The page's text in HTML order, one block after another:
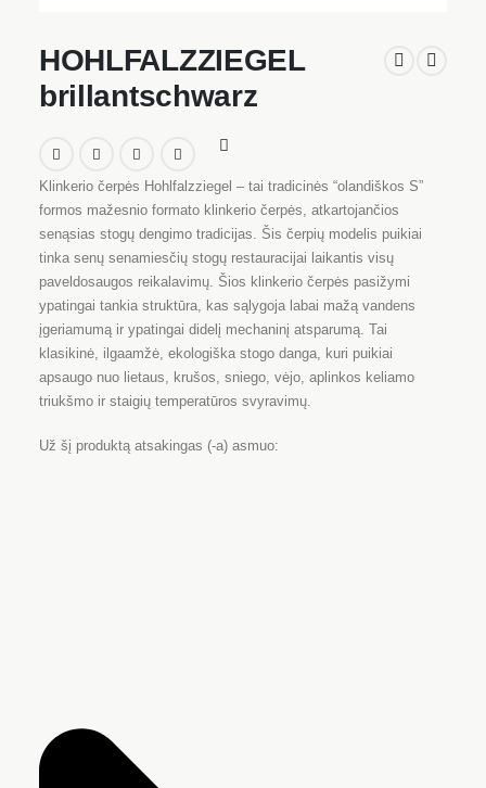
HOHLFALZZIEGEL
brillantschwarz
Klinkerio čerpės Hohlfalzziegel – tai tradicinės “olandiškos S”
formos mažesnio formato klinkerio čerpės, atkartojančios
senąsias stogų dengimo tradicijas. Šis čerpių modelis puikiai
tinka senų senamiesčių stogų restauracijai laikantis visų
paveldosaugos reikalavimų. Šios klinkerio čerpės pasižymi
ypatingai tankia struktūra, kas sąlygoja labai mažą vandens
įgeriamumą ir ypatingai didelį mechaninį atsparumą. Tai
klasikinė, ilgaamžė, ekologiška stogo danga, kuri puikiai
apsaugo nuo lietaus, krušos, sniego, vėjo, aplinkos keliamo
triukšmo ir staigių temperatūros svyravimų.
Už šį produktą atsakingas (-a) asmuo: